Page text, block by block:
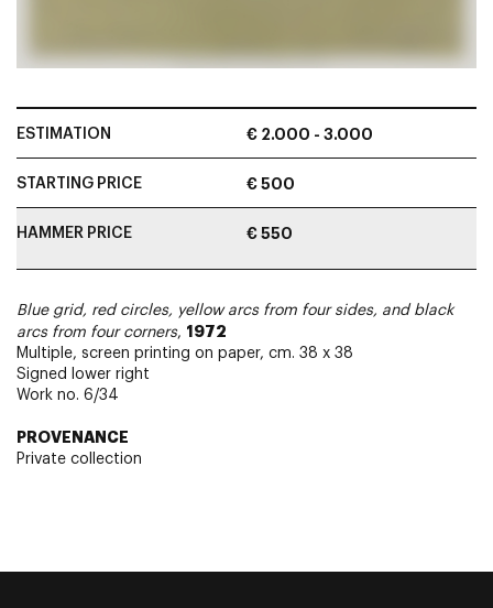
ESTIMATION € 2.000 - 3.000
STARTING PRICE € 500
HAMMER PRICE € 550
Blue grid, red circles, yellow arcs from four sides, and black
arcs from four corners, 1972
Multiple, screen printing on paper, cm. 38 x 38
Signed lower right
Work no. 6/34
PROVENANCE
Private collection